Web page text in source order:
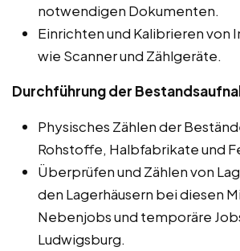
notwendigen Dokumenten.
Einrichten und Kalibrieren von
wie Scanner und Zählgeräte.
Durchführung der
Physisches Zählen der
Rohstoffe, Halbfabrikate und
Überprüfen und Zählen von
den Lagerhäusern bei diesen
Nebenjobs und temporäre
Ludwigsburg.